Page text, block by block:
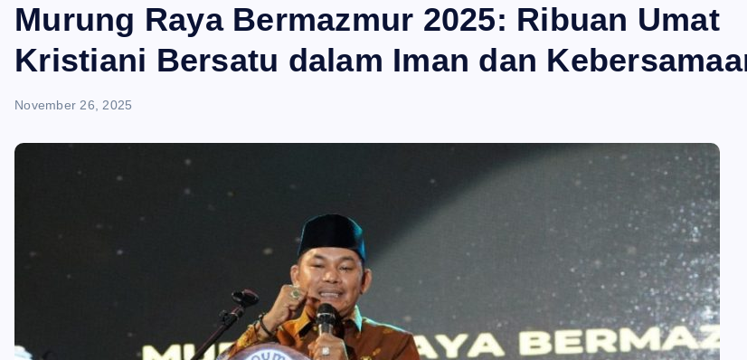
Murung Raya Bermazmur 2025: Ribuan Umat
Kristiani Bersatu dalam Iman dan
November 26, 2025